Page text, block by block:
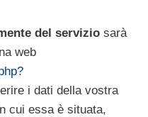
del servizio sarà
web
i dati della vostra
cui essa è situata,